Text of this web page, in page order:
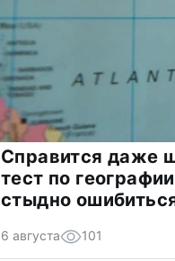
Справится даже
тест по
стыдно
6 августа 101